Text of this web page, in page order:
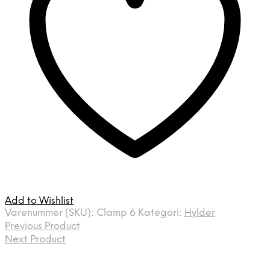
Add to Wishlist
Varenummer (SKU): Clamp 6 Kategori: Hylder
Previous Product
Next Product